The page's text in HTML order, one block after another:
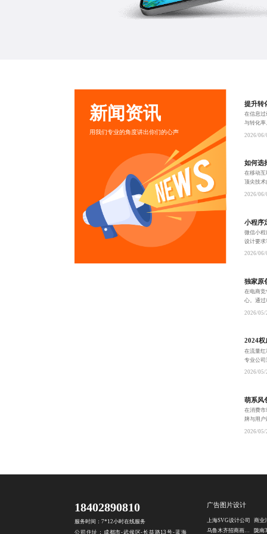
新闻资讯
用我们专业的角度讲出你们的心声
提升转
在信息过
与转化率
估，实现
2026/06/
如何选
在移动互
顶尖技术
营。通过
2026/06/
小程序
微信小程
设计要求
合微信生
2026/06/
独家原
在电商竞
心。通过
化，构建
2026/05/
2024权
在流量红
专业公司
看见’到‘
2026/05/
萌系风
在消费市
牌与用
2026/05/
18402890810
服务时间：7*12小时在线服务
公司住址：成都市-武侯区-长益路13号-蓝海
广告图片设计
上海SVG设计公司
商业
乌鲁木齐招商画册设计公司
陇南